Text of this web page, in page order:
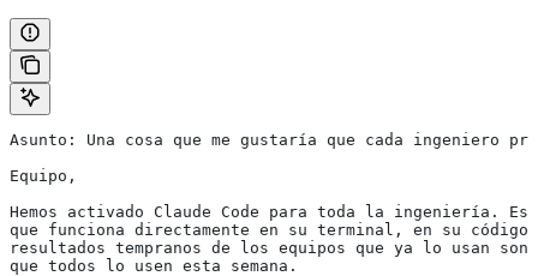
Asunto: Una cosa que me gustaría que cada ingeniero
Equipo,
Hemos activado Claude Code para toda la ingeniería. Es
que funciona directamente en su terminal, en su
resultados tempranos de los equipos que ya lo usan
que todos lo usen esta semana.